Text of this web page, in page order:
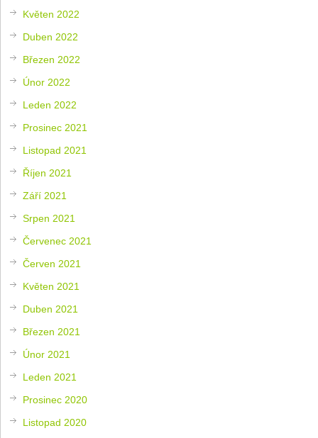
Květen 2022
Duben 2022
Březen 2022
Únor 2022
Leden 2022
Prosinec 2021
Listopad 2021
Říjen 2021
Září 2021
Srpen 2021
Červenec 2021
Červen 2021
Květen 2021
Duben 2021
Březen 2021
Únor 2021
Leden 2021
Prosinec 2020
Listopad 2020